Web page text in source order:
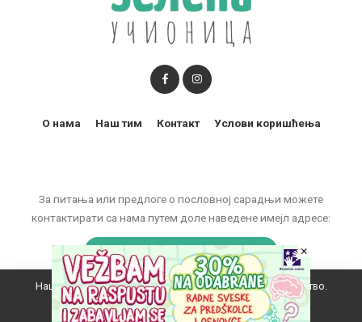
За питања или предлоге о пословној сарадњи можете
контактирати са нама путем доле наведене имејл адресе:
marketing@zelenaucionica.com
О нама Наш тим Контакт Услови коришћења
© 2011-2024 Copyright by Zelena učionica. All Rights reserved.
Наш вебсајт користи колачиће да побољша ваше искуство.
Прихватам
×